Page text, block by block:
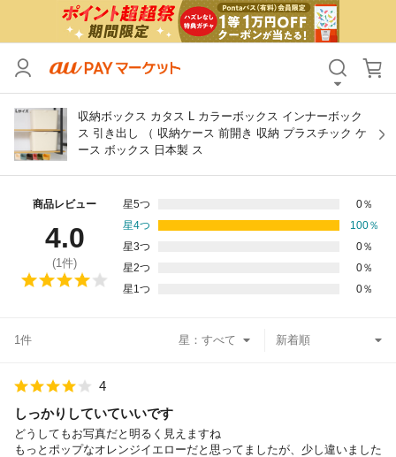
収納ボックス カタス L カラーボックス インナーボック
ス 引き出し （ 収納ケース 前開き 収納 プラスチック ケ
ース ボックス 日本製 ス
商品レビュー
4.0
(1件)
星5つ 0％
星4つ
100％
星3つ
0％
星2つ
0％
星1つ
0％
1件 星：
4
しっかりしていていいです
どうしてもお写真だと明るく見えますね
もっとポップなオレンジイエローだと思ってましたが、少し違いました
カテゴリ すべて
価格 すべて
支払い方法
その他の条件
送料無料
Pontaパス特典対象すべて
除外ワード